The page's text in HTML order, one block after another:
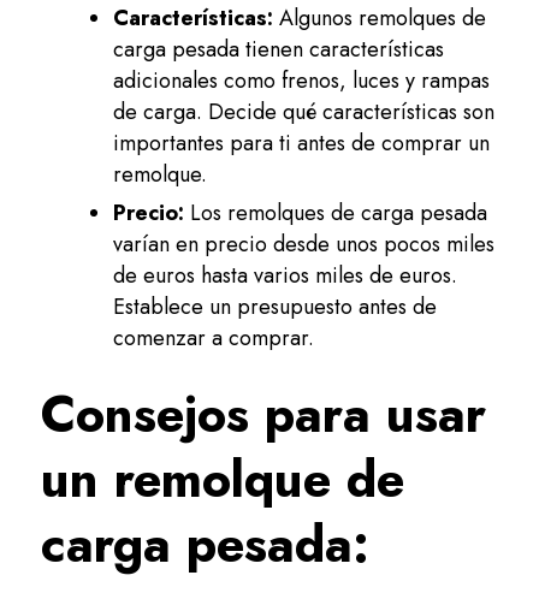
Características: Algunos remolques de
carga pesada tienen características
adicionales como frenos, luces y rampas
de carga. Decide qué características son
importantes para ti antes de comprar un
remolque.
Precio: Los remolques de carga pesada
varían en precio desde unos pocos miles
de euros hasta varios miles de euros.
Establece un presupuesto antes de
comenzar a comprar.
Consejos para usar
un remolque de
carga pesada: